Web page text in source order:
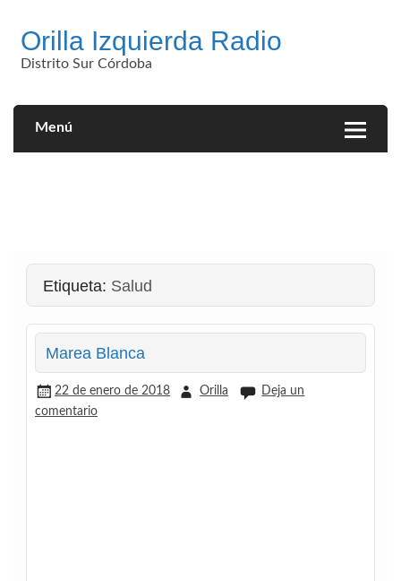
contenido
Orilla Izquierda Radio
Distrito Sur Córdoba
Menú
Etiqueta: Salud
Marea Blanca
22 de enero de 2018 Orilla
Deja un
comentario